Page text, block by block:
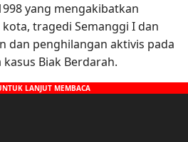
yang mengakibatkan
tragedi Semanggi I dan
dan penghilangan aktivis pada
Biak Berdarah.